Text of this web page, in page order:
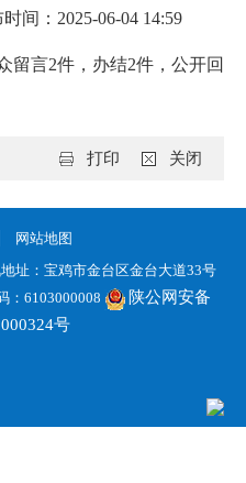
间：2025-06-04 14:59
留言2件，办结2件，公开回
关闭
打印
网站地图
址：宝鸡市金台区金台大道33号
：6103000008
陕公网安备
号